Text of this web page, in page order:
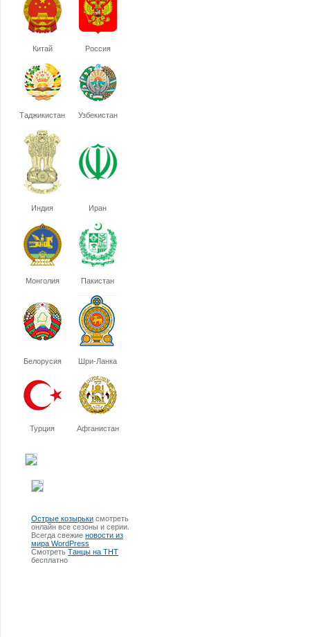
Китай Россия
Таджикистан Узбекистан
Индия Иран
Монголия Пакистан
Белорусия Шри-Ланка
Турция Афганистан
Острые козырьки смотреть
онлайн все сезоны и серии.
Всегда свежие новости из
мира WordPress
Смотреть Танцы на ТНТ
бесплатно